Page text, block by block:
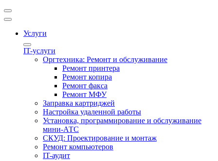
Услуги
IT-услуги
Оргтехника: Ремонт и обслуживание
Ремонт принтера
Ремонт копира
Ремонт факса
Ремонт МФУ
Заправка картриджей
Настройка удаленной работы
Установка, программирование и обслуживание
мини-АТС
СКУД: Проектирование и монтаж
Ремонт компьютеров
IT-аудит